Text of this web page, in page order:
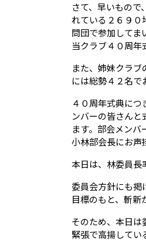
さて、早いもの
れている２６９０
問団で参加してま
当クラブ４０周年
また、姉妹クラ
には総勢４２名で
４０周年式典に
ンバーの皆さんと
ます。部会メン
小林部会長にお声
本日は、林委員長
委員会方針にも掲
目標のもと、斬新
そのため、本日は
緊張で高揚してい